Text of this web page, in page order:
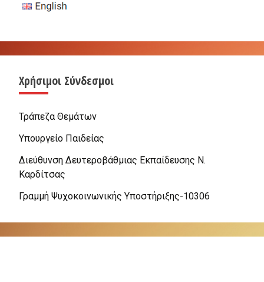
Χρήσιμοι Σύνδεσμοι
Τράπεζα Θεμάτων
Υπουργείο Παιδείας
Διεύθυνση Δευτεροβάθμιας Εκπαίδευσης Ν.
Καρδίτσας
Γραμμή Ψυχοκοινωνικής Υποστήριξης-10306